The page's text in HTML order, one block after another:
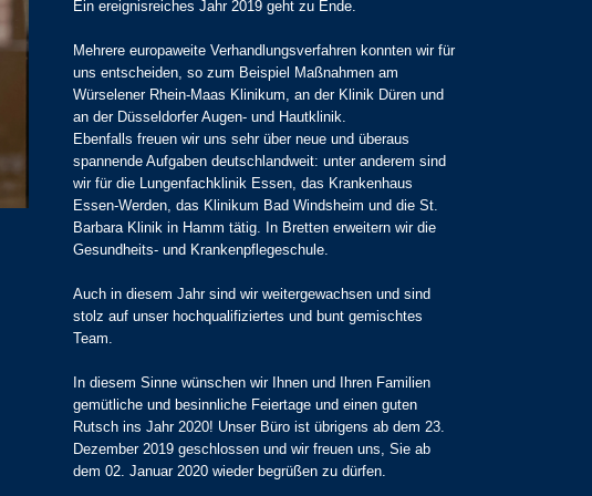
Ein ereignisreiches Jahr 2019 geht zu Ende.
Mehrere europaweite Verhandlungsverfahren konnten wir für
uns entscheiden, so zum Beispiel Maßnahmen am
Würselener Rhein-Maas Klinikum, an der Klinik Düren und
an der Düsseldorfer Augen- und Hautklinik.
Ebenfalls freuen wir uns sehr über neue und überaus
spannende Aufgaben deutschlandweit: unter anderem sind
wir für die Lungenfachklinik Essen, das Krankenhaus
Essen-Werden, das Klinikum Bad Windsheim und die St.
Barbara Klinik in Hamm tätig. In Bretten erweitern wir die
Gesundheits- und Krankenpflegeschule.
Auch in diesem Jahr sind wir weitergewachsen und sind
stolz auf unser hochqualifiziertes und bunt gemischtes
Team.
In diesem Sinne wünschen wir Ihnen und Ihren Familien
gemütliche und besinnliche Feiertage und einen guten
Rutsch ins Jahr 2020! Unser Büro ist übrigens ab dem 23.
Dezember 2019 geschlossen und wir freuen uns, Sie ab
dem 02. Januar 2020 wieder begrüßen zu dürfen.